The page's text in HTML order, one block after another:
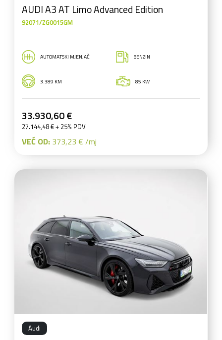
AUDI A3 AT Limo Advanced Edition
92071/ZG0015GM
AUTOMATSKI MJENJAČ BENZIN
3.389 KM 85 KW
33.930,60 €
27.144,48 € + 25% PDV
VEĆ OD: 373,23 € /mj
Audi